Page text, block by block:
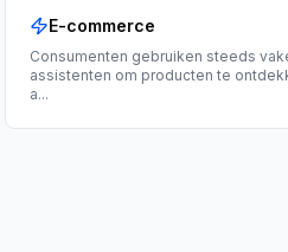
E-commerce
Consumenten gebruiken steeds
assistenten om producten te
a...